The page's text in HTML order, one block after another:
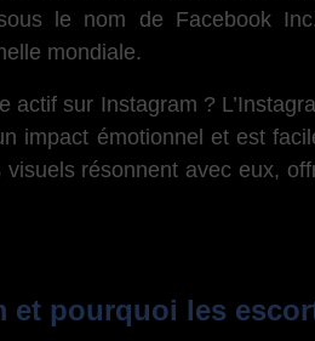
le nom de Facebook
mondiale.
sur Instagram ?
impact émotionnel et est
résonnent avec eux,
et pourquoi les